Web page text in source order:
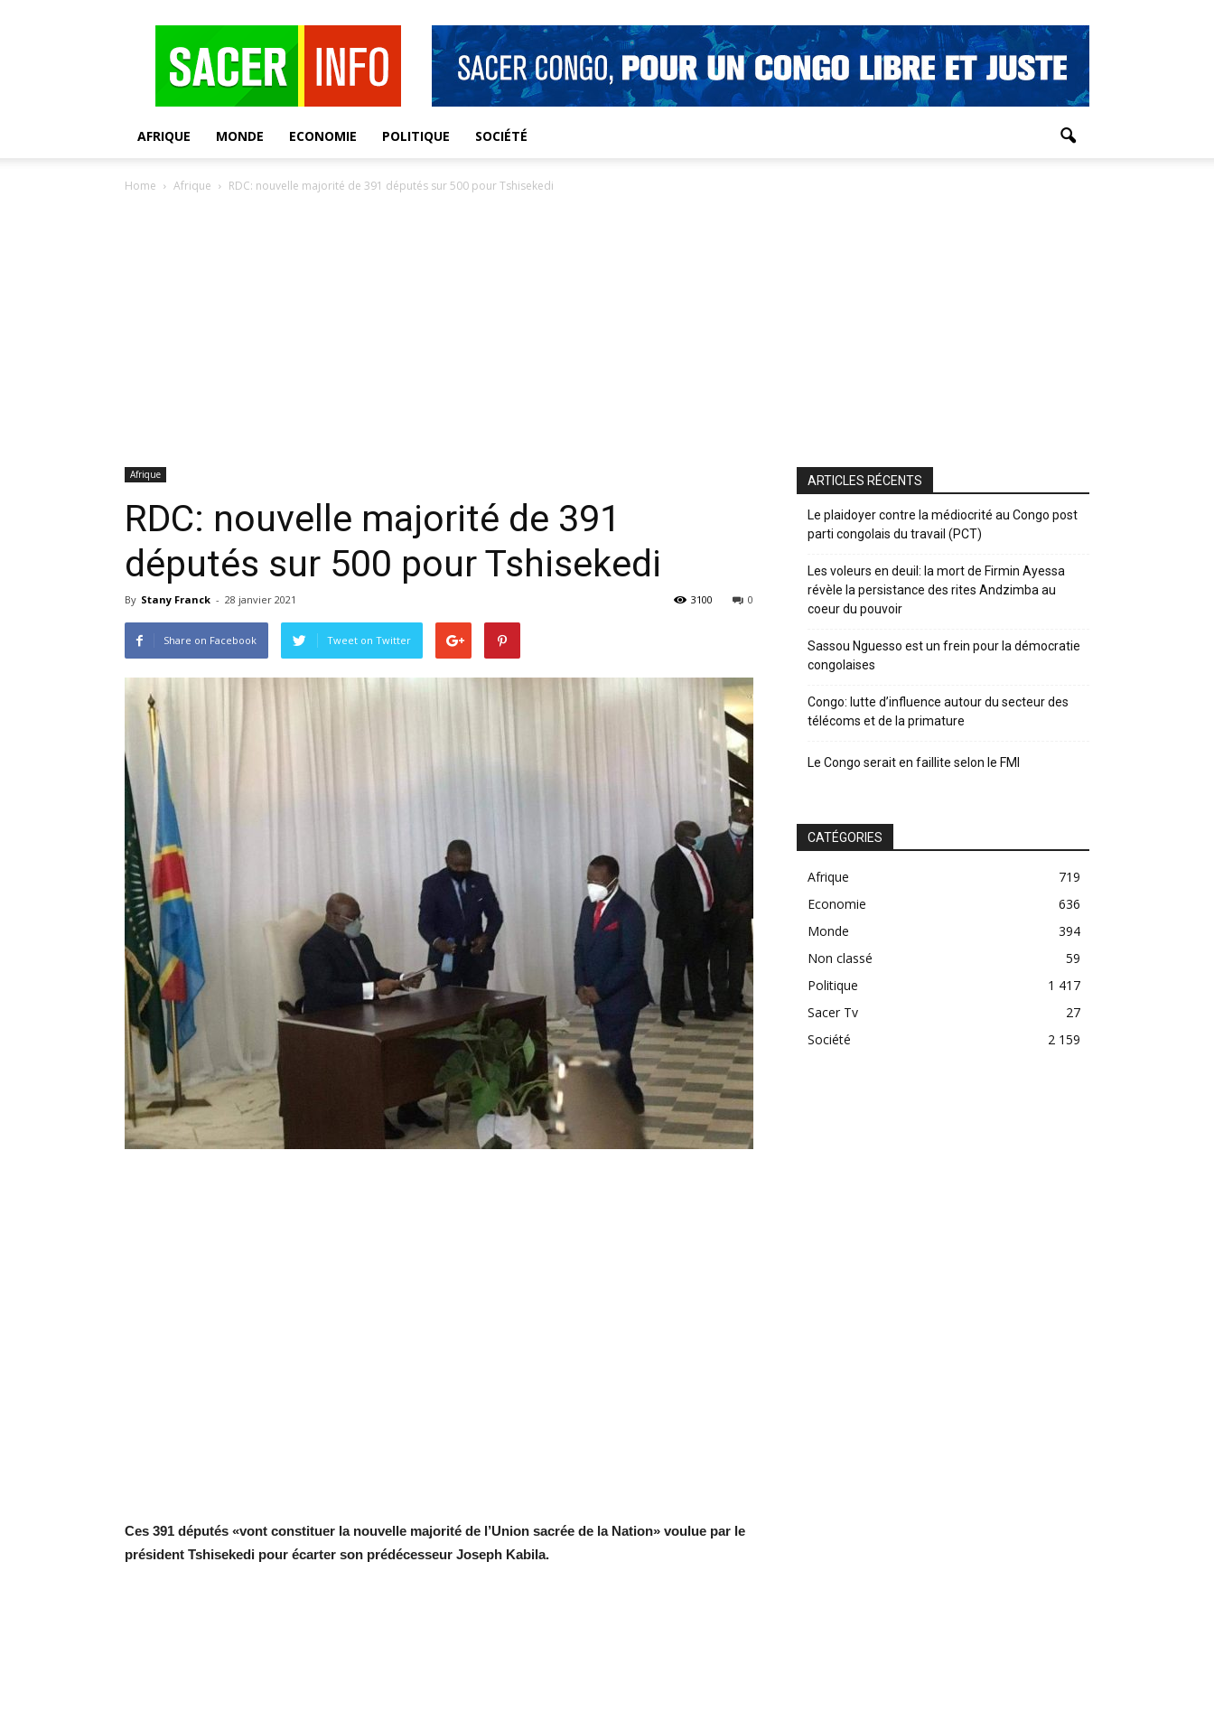
AFRIQUE MONDE ECONOMIE POLITIQUE SOCIÉTÉ
Home Afrique RDC: nouvelle majorité de 391 députés sur 500 pour Tshisekedi
Afrique
RDC: nouvelle majorité de 391
députés sur 500 pour Tshisekedi
By Stany Franck - 28 janvier 2021 0
3100
Share on Facebook Tweet on Twitter
Ces 391 députés «vont constituer la nouvelle majorité de l’Union sacrée de la Nation» voulue par le
président Tshisekedi pour écarter son prédécesseur Joseph Kabila.
ARTICLES RÉCENTS
Le plaidoyer contre la médiocrité au Congo post
parti congolais du travail (PCT)
Les voleurs en deuil: la mort de Firmin Ayessa
révèle la persistance des rites Andzimba au
coeur du pouvoir
Sassou Nguesso est un frein pour la démocratie
congolaises
Congo: lutte d’influence autour du secteur des
télécoms et de la primature
Le Congo serait en faillite selon le FMI
CATÉGORIES
Afrique
719
Economie
636
Monde
394
Non classé
59
Politique
1 417
Sacer Tv
27
Société
2 159